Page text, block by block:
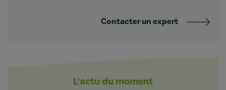
Contacter un expert
L’actu du moment